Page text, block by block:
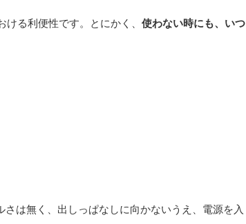
る利便性です。とにかく、 使わない時にも、いつ
は無く、出しっぱなしに向かないうえ、電源を入